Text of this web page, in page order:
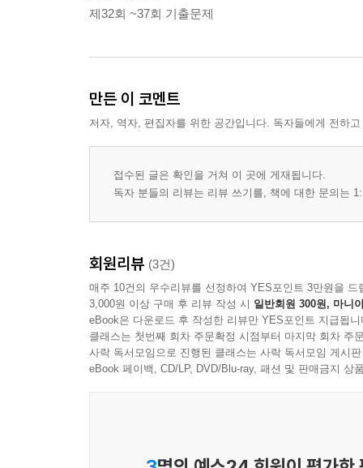
제32회 ~37회 기출문제
만든 이 코멘트
저자, 역자, 편집자를 위한 공간입니다. 독자들에게 전하
접수된 글은 확인을 거쳐 이 곳에 게재됩니다.
독자 분들의 리뷰는 리뷰 쓰기를, 책에 대한 문의는
회원리뷰 (3건)
매주 10건의 우수리뷰를 선정하여 YES포인트 3만원을 드
3,000원 이상 구매 후 리뷰 작성 시 일반회원 300원, 마니
eBook은 다운로드 후 작성한 리뷰만 YES포인트 지급됩니
클래스는 첫번째 회차 주문확정 시점부터 마지막 회차 주
사락 독서모임으로 진행된 클래스는 사락 독서모임 게시
eBook 페이백, CD/LP, DVD/Blu-ray, 패션 및 판매금지 상